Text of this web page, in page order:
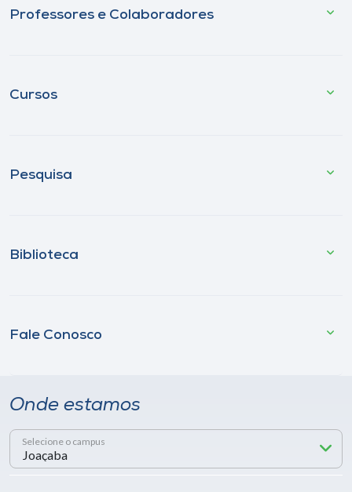
Professores e Colaboradores
Cursos
Pesquisa
Biblioteca
Fale Conosco
Onde estamos
Selecione o campus